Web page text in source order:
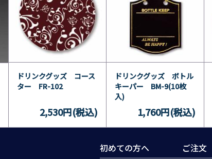
ドリンクグッズ コース
ター FR-102
2,530円(税込)
ドリンクグッズ ボトル
キーパー BM-9(10枚
入)
1,760円(税込)
初めての方へ ご注文